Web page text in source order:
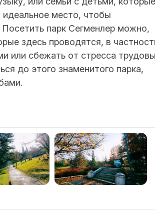
идеальное место, чтобы
парк Сегменлер можно,
здесь проводятся, в
или сбежать от стресса
до этого знаменитого парка,